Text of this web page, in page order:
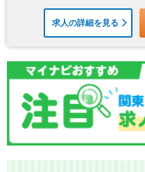
求人の詳細を見る